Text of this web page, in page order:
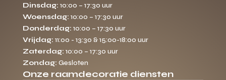
Dinsdag: 10:00 – 17:30 uur
Woensdag: 10:00 – 17:30 uur
Donderdag: 10:00 – 17:30 uur
Vrijdag: 11:00 - 13:30 & 15:00-18:00 uur
Zaterdag: 10:00 – 17:30 uur
Zondag: Gesloten
Onze raamdecoratie diensten